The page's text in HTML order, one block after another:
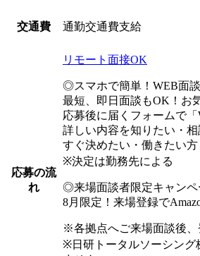
交通費 通勤交通費支給
応募の流
れ
リモート面接OK
◎スマホで簡単！WEB面談
最短、即日面談もOK！お
応募後に届くフォームで
詳しい内容を知りたい・相
すぐ決めたい・働きたい方
※決定は勤務先による
◎来場面談者限定キャンペ
8月限定！来場登録で
※各拠点へご来場面談後、
※日研トータルソーシング